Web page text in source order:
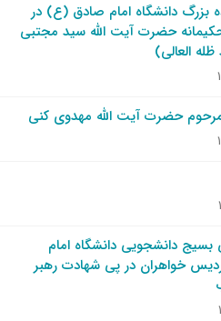
بزرگ دانشگاه امام صادق (ع) در
حضرت آیت‌ الله سید مجتبی
العالی)
حضرت آیت الله مهدوی کنی
بسیج دانشجویی دانشگاه امام
خواهران در پی شهادت رهبر